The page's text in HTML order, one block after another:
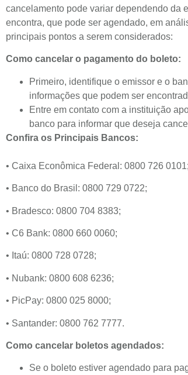
cancelamento pode variar dependendo da
encontra, que pode ser agendado, em
principais pontos a serem considerados:
Como cancelar o pagamento do boleto:
Primeiro, identifique o emissor e o
informações que podem ser
Entre em contato com a instituição
banco para informar que deseja
Confira os Principais Bancos:
• Caixa Econômica Federal: 0800 726 0101;
• Banco do Brasil: 0800 729 0722;
• Bradesco: 0800 704 8383;
• C6 Bank: 0800 660 0060;
• Itaú: 0800 728 0728;
• Nubank: 0800 608 6236;
• PicPay: 0800 025 8000;
• Santander: 0800 762 7777.
Como cancelar boletos agendados:
Se o boleto estiver agendado para